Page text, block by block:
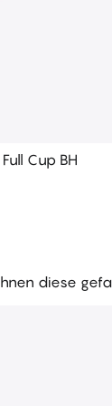
Cup BH
diese